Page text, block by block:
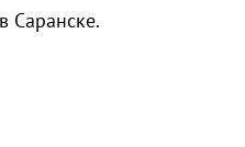
Саранске.